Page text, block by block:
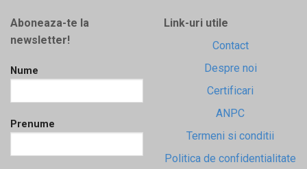
Aboneaza-te la
newsletter!
Nume
Prenume
Link-uri utile
Contact
Despre noi
Certificari
ANPC
Termeni si conditii
Politica de confidentialitate